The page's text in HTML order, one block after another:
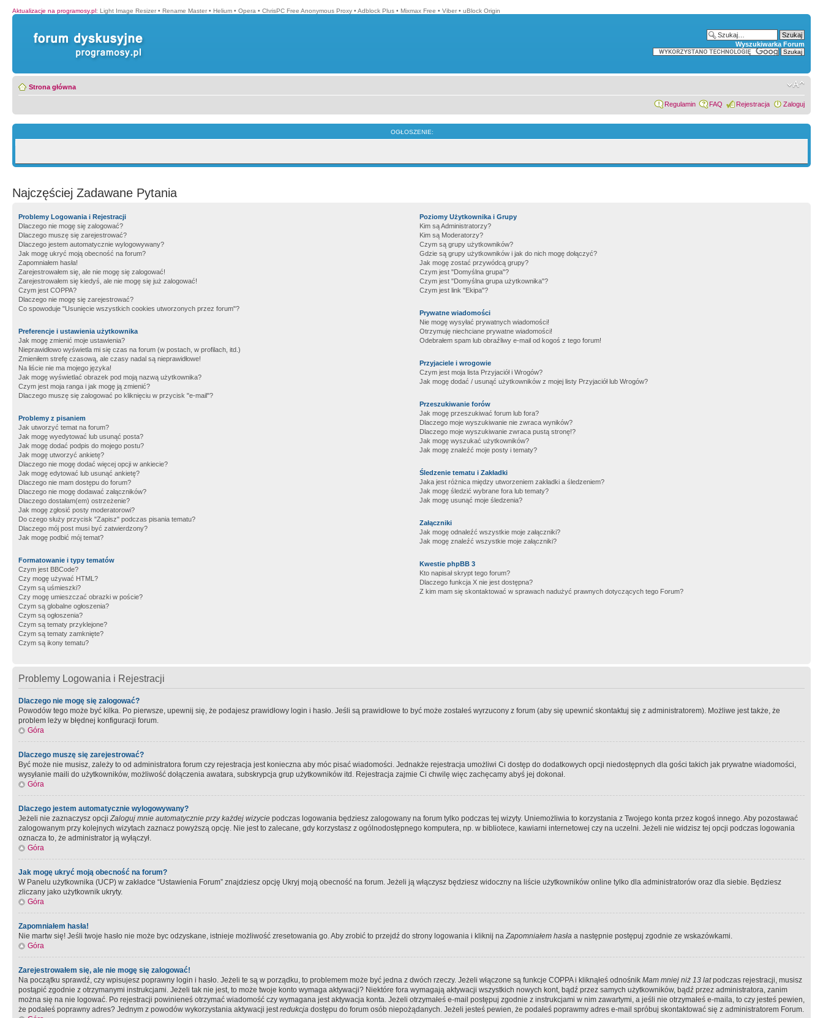
Aktualizacje na programosy.pl: Light Image Resizer • Rename Master • Helium • Opera • ChrisPC Free Anonymous Proxy • Adblock Plus • Mixmax Free • Viber • uBlock Origin
Wyszukiwarka Forum
Strona główna
Regulamin FAQ Rejestracja Zaloguj
OGŁOSZENIE:
Najczęściej Zadawane Pytania
Problemy Logowania i Rejestracji
Dlaczego nie mogę się zalogować?
Dlaczego muszę się zarejestrować?
Dlaczego jestem automatycznie wylogowywany?
Jak mogę ukryć moją obecność na forum?
Zapomniałem hasła!
Zarejestrowałem się, ale nie mogę się zalogować!
Zarejestrowałem się kiedyś, ale nie mogę się już zalogować!
Czym jest COPPA?
Dlaczego nie mogę się zarejestrować?
Co spowoduje "Usunięcie wszystkich cookies utworzonych przez forum"?
Preferencje i ustawienia użytkownika
Jak mogę zmienić moje ustawienia?
Nieprawidłowo wyświetla mi się czas na forum (w postach, w profilach, itd.)
Zmieniłem strefę czasową, ale czasy nadal są nieprawidłowe!
Na liście nie ma mojego języka!
Jak mogę wyświetlać obrazek pod moją nazwą użytkownika?
Czym jest moja ranga i jak mogę ją zmienić?
Dlaczego muszę się zalogować po kliknięciu w przycisk "e-mail"?
Problemy z pisaniem
Jak utworzyć temat na forum?
Jak mogę wyedytować lub usunąć posta?
Jak mogę dodać podpis do mojego postu?
Jak mogę utworzyć ankietę?
Dlaczego nie mogę dodać więcej opcji w ankiecie?
Jak mogę edytować lub usunąć ankietę?
Dlaczego nie mam dostępu do forum?
Dlaczego nie mogę dodawać załączników?
Dlaczego dostałam(em) ostrzeżenie?
Jak mogę zgłosić posty moderatorowi?
Do czego służy przycisk "Zapisz" podczas pisania tematu?
Dlaczego mój post musi być zatwierdzony?
Jak mogę podbić mój temat?
Formatowanie i typy tematów
Czym jest BBCode?
Czy mogę używać HTML?
Czym są uśmieszki?
Czy mogę umieszczać obrazki w poście?
Czym są globalne ogłoszenia?
Czym są ogłoszenia?
Czym są tematy przyklejone?
Czym są tematy zamknięte?
Czym są ikony tematu?
Poziomy Użytkownika i Grupy
Kim są Administratorzy?
Kim są Moderatorzy?
Czym są grupy użytkowników?
Gdzie są grupy użytkowników i jak do nich mogę dołączyć?
Jak mogę zostać przywódcą grupy?
Czym jest "Domyślna grupa"?
Czym jest "Domyślna grupa użytkownika"?
Czym jest link "Ekipa"?
Prywatne wiadomości
Nie mogę wysyłać prywatnych wiadomości!
Otrzymuję niechciane prywatne wiadomości!
Odebrałem spam lub obraźliwy e-mail od kogoś z tego forum!
Przyjaciele i wrogowie
Czym jest moja lista Przyjaciół i Wrogów?
Jak mogę dodać / usunąć użytkowników z mojej listy Przyjaciół lub Wrogów?
Przeszukiwanie forów
Jak mogę przeszukiwać forum lub fora?
Dlaczego moje wyszukiwanie nie zwraca wyników?
Dlaczego moje wyszukiwanie zwraca pustą stronę!?
Jak mogę wyszukać użytkowników?
Jak mogę znaleźć moje posty i tematy?
Śledzenie tematu i Zakładki
Jaka jest różnica między utworzeniem zakładki a śledzeniem?
Jak mogę śledzić wybrane fora lub tematy?
Jak mogę usunąć moje śledzenia?
Załączniki
Jak mogę odnaleźć wszystkie moje załączniki?
Jak mogę znaleźć wszystkie moje załączniki?
Kwestie phpBB 3
Kto napisał skrypt tego forum?
Dlaczego funkcja X nie jest dostępna?
Z kim mam się skontaktować w sprawach nadużyć prawnych dotyczących tego Forum?
Problemy Logowania i Rejestracji
Dlaczego nie mogę się zalogować?
Powodów tego może być kilka. Po pierwsze, upewnij się, że podajesz prawidłowy login i hasło. Jeśli są prawidłowe to być może zostałeś wyrzucony z forum (aby się upewnić skontaktuj się z administratorem). Możliwe jest także, że
problem leży w błędnej konfiguracji forum.
Góra
Dlaczego muszę się zarejestrować?
Być może nie musisz, zależy to od administratora forum czy rejestracja jest konieczna aby móc pisać wiadomości. Jednakże rejestracja umożliwi Ci dostęp do dodatkowych opcji niedostępnych dla gości takich jak prywatne wiadomości,
wysyłanie maili do użytkowników, możliwość dołączenia awatara, subskrypcja grup użytkowników itd. Rejestracja zajmie Ci chwilę więc zachęcamy abyś jej dokonał.
Góra
Dlaczego jestem automatycznie wylogowywany?
Jeżeli nie zaznaczysz opcjiZaloguj mnie automatycznie przy każdej wizycie podczas logowania będziesz zalogowany na forum tylko podczas tej wizyty. Uniemożliwia to korzystania z Twojego konta przez kogoś innego. Aby pozostawać
zalogowanym przy kolejnych wizytach zaznacz powyższą opcję. Nie jest to zalecane, gdy korzystasz z ogólnodostępnego komputera, np. w bibliotece, kawiarni internetowej czy na uczelni. Jeżeli nie widzisz tej opcji podczas logowania
oznacza to, że administrator ją wyłączył.
Góra
Jak mogę ukryć moją obecność na forum?
W Panelu użytkownika (UCP) w zakładce “Ustawienia Forum” znajdziesz opcję Ukryj moją obecność na forum. Jeżeli ją włączysz będziesz widoczny na liście użytkowników online tylko dla administratorów oraz dla siebie. Będziesz
zliczany jako użytkownik ukryty.
Góra
Zapomniałem hasła!
Nie martw się! Jeśli twoje hasło nie może byc odzyskane, istnieje możliwość zresetowania go. Aby zrobić to przejdź do strony logowania i kliknij naZapomniałem hasła a następnie postępuj zgodnie ze wskazówkami.
Góra
Zarejestrowałem się, ale nie mogę się zalogować!
Na początku sprawdź, czy wpisujesz poprawny login i hasło. Jeżeli te są w porządku, to problemem może być jedna z dwóch rzeczy. Jeżeli włączone są funkcje COPPA i kliknąłeś odnośnik Mam mniej niż 13 latpodczas rejestracji, musisz
postąpić zgodnie z otrzymanymi instrukcjami. Jeżeli tak nie jest, to może twoje konto wymaga aktywacji? Niektóre fora wymagają aktywacji wszystkich nowych kont, bądź przez samych użytkowników, bądź przez administratora, zanim
można się na nie logować. Po rejestracji powinieneś otrzymać wiadomość czy wymagana jest aktywacja konta. Jeżeli otrzymałeś e-mail postępuj zgodnie z instrukcjami w nim zawartymi, a jeśli nie otrzymałeś e-maila, to czy jesteś pewien,
że podałeś poprawny adres? Jednym z powodów wykorzystania aktywacji jestredukcja dostępu do forum osób niepożądanych. Jeżeli jesteś pewien, że podałeś poprawmy adres e-mail spróbuj skontaktować się z administratorem Forum.